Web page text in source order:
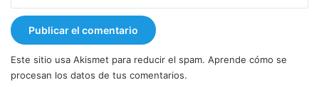
Este sitio usa Akismet para reducir el spam. Aprende cómo se
procesan los datos de tus comentarios.